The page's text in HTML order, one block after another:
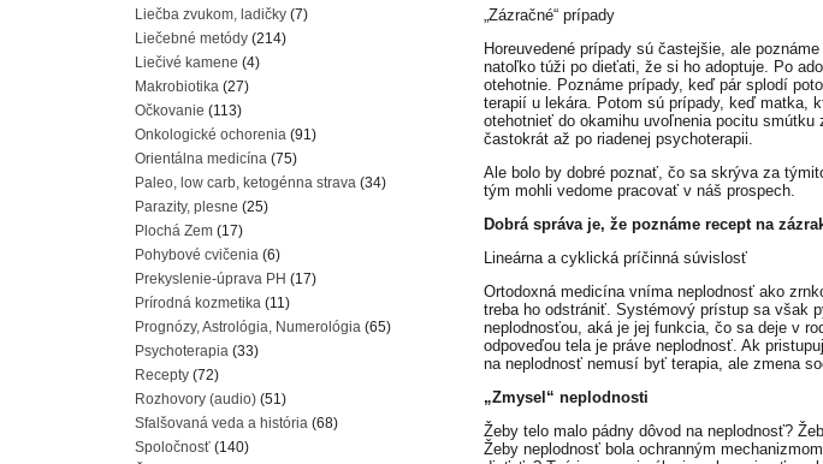
„Zázračné“ prípady
Horeuvedené prípady sú častejšie, ale
natoľko túži po dieťati, že si ho adoptuje. Po
otehotnie. Poznáme prípady, keď pár splodí
terapií u lekára. Potom sú prípady, keď matka,
otehotnieť do okamihu uvoľnenia pocitu
častokrát až po riadenej psychoterapii.
Ale bolo by dobré poznať, čo sa skrýva za
tým mohli vedome pracovať v náš prospech.
Dobrá správa je, že poznáme recept na
Lineárna a cyklická príčinná súvislosť
Ortodoxná medicína vníma neplodnosť ako
treba ho odstrániť. Systémový prístup sa však
neplodnosťou, aká je jej funkcia, čo sa deje v
odpoveďou tela je práve neplodnosť. Ak
na neplodnosť nemusí byť terapia, ale zmena
„Zmysel“ neplodnosti
Žeby telo malo pádny dôvod na neplodnosť?
Žeby neplodnosť bola ochranným
Liečba zvukom, ladičky (7)
Liečebné metódy (214)
Liečivé kamene (4)
Makrobiotika (27)
Očkovanie (113)
Onkologické ochorenia (91)
Orientálna medicína (75)
Paleo, low carb, ketogénna strava (34)
Parazity, plesne (25)
Plochá Zem (17)
Pohybové cvičenia (6)
Prekyslenie-úprava PH (17)
Prírodná kozmetika (11)
Prognózy, Astrológia, Numerológia (65)
Psychoterapia (33)
Recepty (72)
Rozhovory (audio) (51)
Sfalšovaná veda a história (68)
Spoločnosť (140)